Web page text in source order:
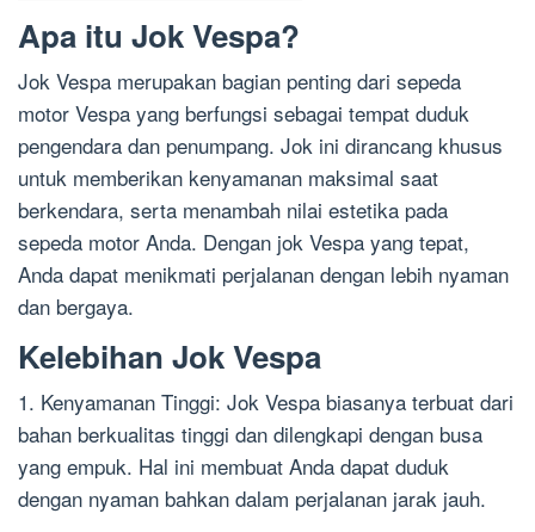
Apa itu Jok Vespa?
Jok Vespa merupakan bagian penting dari sepeda
motor Vespa yang berfungsi sebagai tempat duduk
pengendara dan penumpang. Jok ini dirancang khusus
untuk memberikan kenyamanan maksimal saat
berkendara, serta menambah nilai estetika pada
sepeda motor Anda. Dengan jok Vespa yang tepat,
Anda dapat menikmati perjalanan dengan lebih nyaman
dan bergaya.
Kelebihan Jok Vespa
1. Kenyamanan Tinggi: Jok Vespa biasanya terbuat dari
bahan berkualitas tinggi dan dilengkapi dengan busa
yang empuk. Hal ini membuat Anda dapat duduk
dengan nyaman bahkan dalam perjalanan jarak jauh.